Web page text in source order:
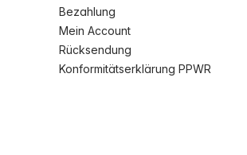
Bezahlung
Mein Account
Rücksendung
Konformitätserklärung PPWR